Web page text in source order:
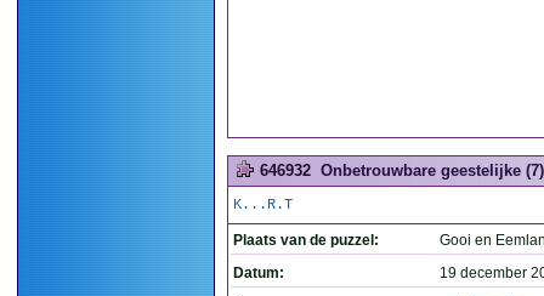
646932 Onbetrouwbare geestelijke (7)
K...R.T
Plaats van de puzzel:
Gooi en
Datum:
19 december